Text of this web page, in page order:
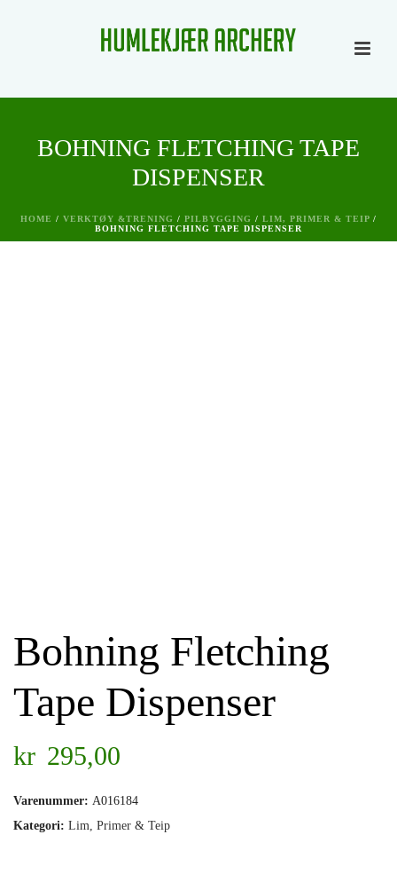
BOHNING FLETCHING TAPE
DISPENSER
HOME / VERKTØY &TRENING / PILBYGGING / LIM, PRIMER & TEIP /
BOHNING FLETCHING TAPE DISPENSER
Bohning Fletching
Tape Dispenser
kr 295,00
Varenummer: A016184
Kategori: Lim, Primer & Teip